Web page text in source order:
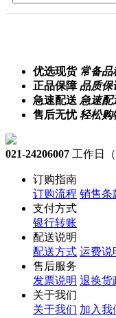
优选现货 常备品
正品保障品质保
急速配送 急速配
售后无忧轻松购
021-24206007 工作日（
订购指南
订购流程 销售条
支付方式
银行转账
配送说明
配送方式 运费说
售后服务
发票说明 退换货
关于我们
关于我们 加入我